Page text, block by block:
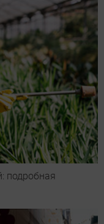
подробная